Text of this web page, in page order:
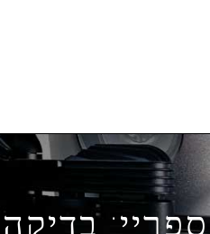
ספריי: